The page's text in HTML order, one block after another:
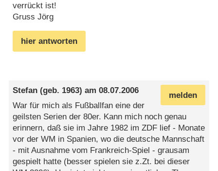
verrückt ist!
Gruss Jörg
hier antworten
melden
Stefan (geb. 1963) am08.07.2006
War für mich als Fußballfan eine der
geilsten Serien der 80er. Kann mich noch genau
erinnern, daß sie im Jahre 1982 im ZDF lief - Monate
vor der WM in Spanien, wo die deutsche Mannschaft
- mit Ausnahme vom Frankreich-Spiel - grausam
gespielt hatte (besser spielen sie z.Zt. bei dieser